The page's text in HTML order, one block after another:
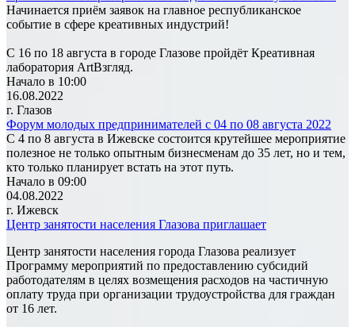
Начинается приём заявок на главное республиканское
событие в сфере креативных индустрий!
С 16 по 18 августа в городе Глазове пройдёт Креативная
лаборатория ArtВзгляд.
Начало в 10:00
16.08.2022
г. Глазов
Форум молодых предпринимателей с 04 по 08 августа 2022
С 4 по 8 августа в Ижевске состоится крутейшее мероприятие
полезное не только опытным бизнесменам до 35 лет, но и тем,
кто только планирует встать на этот путь.
Начало в 09:00
04.08.2022
г. Ижевск
Центр занятости населения Глазова приглашает
Центр занятости населения города Глазова реализует
Программу мероприятий по предоставлению субсидий
работодателям в целях возмещения расходов на частичную
оплату труда при организации трудоустройства для граждан
от 16 лет.